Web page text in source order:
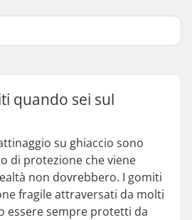
quando sei sul
su ghiaccio sono
di protezione che viene
non dovrebbero. I gomiti
fragile attraversati da molti
essere sempre protetti da